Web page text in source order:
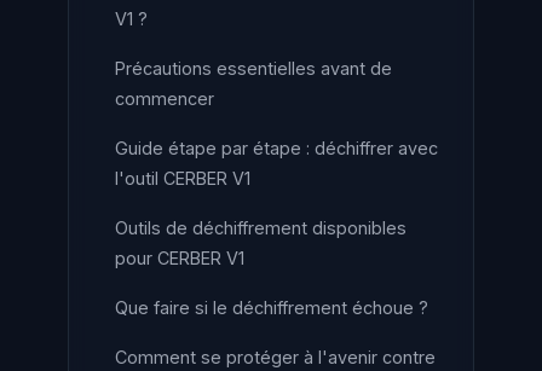
V1 ?
Précautions essentielles avant de
commencer
Guide étape par étape : déchiffrer avec
l'outil CERBER V1
Outils de déchiffrement disponibles
pour CERBER V1
Que faire si le déchiffrement échoue ?
Comment se protéger à l'avenir contre